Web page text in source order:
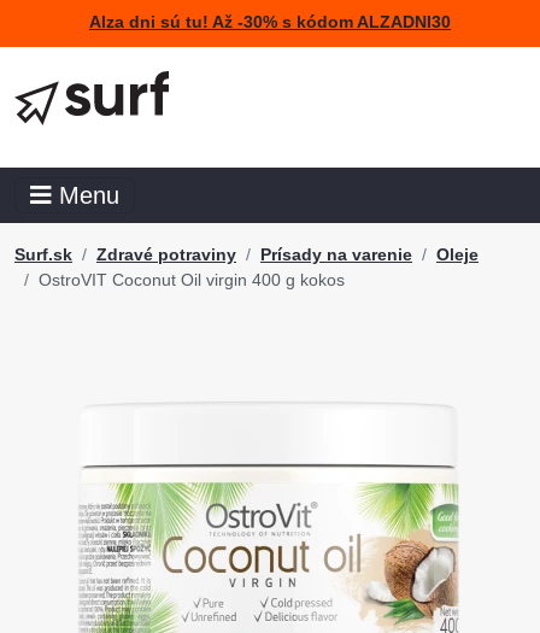
Alza dni sú tu! Až -30% s kódom ALZADNI30
Menu
Surf.sk Zdravé potraviny Prísady na varenie
Oleje
OstroVIT Coconut Oil virgin 400 g kokos